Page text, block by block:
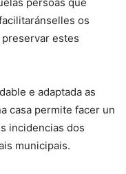
os
estes
e adaptada as
casa permite facer un
incidencias dos
municipais.